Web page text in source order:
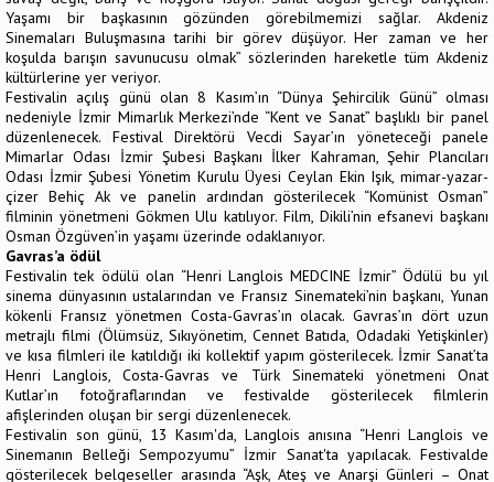
Yaşamı bir başkasının gözünden görebilmemizi sağlar. Akdeniz
Sinemaları Buluşmasına tarihi bir görev düşüyor. Her zaman ve her
koşulda barışın savunucusu olmak” sözlerinden hareketle tüm Akdeniz
kültürlerine yer veriyor.
Festivalin açılış günü olan 8 Kasım’ın “Dünya Şehircilik Günü” olması
nedeniyle İzmir Mimarlık Merkezi’nde “Kent ve Sanat” başlıklı bir panel
düzenlenecek. Festival Direktörü Vecdi Sayar’ın yöneteceği panele
Mimarlar Odası İzmir Şubesi Başkanı İlker Kahraman, Şehir Plancıları
Odası İzmir Şubesi Yönetim Kurulu Üyesi Ceylan Ekin Işık, mimar-yazar-
çizer Behiç Ak ve panelin ardından gösterilecek “Komünist Osman”
filminin yönetmeni Gökmen Ulu katılıyor. Film, Dikili’nin efsanevi başkanı
Osman Özgüven’in yaşamı üzerinde odaklanıyor.
Gavras’a ödül
Festivalin tek ödülü olan “Henri Langlois MEDCINE İzmir” Ödülü bu yıl
sinema dünyasının ustalarından ve Fransız Sinemateki’nin başkanı, Yunan
kökenli Fransız yönetmen Costa-Gavras’ın olacak. Gavras’ın dört uzun
metrajlı filmi (Ölümsüz, Sıkıyönetim, Cennet Batıda, Odadaki Yetişkinler)
ve kısa filmleri ile katıldığı iki kollektif yapım gösterilecek. İzmir Sanat’ta
Henri Langlois, Costa-Gavras ve Türk Sinemateki yönetmeni Onat
Kutlar’ın fotoğraflarından ve festivalde gösterilecek filmlerin
afişlerinden oluşan bir sergi düzenlenecek.
Festivalin son günü, 13 Kasım'da, Langlois anısına “Henri Langlois ve
Sinemanın Belleği Sempozyumu” İzmir Sanat'ta yapılacak. Festivalde
gösterilecek belgeseller arasında “Aşk, Ateş ve Anarşi Günleri – Onat